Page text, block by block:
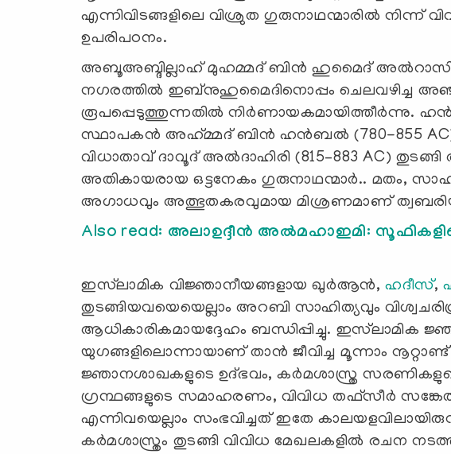
എന്നിവിടങ്ങളിലെ വിശ്രുത ഗുരുനാഥന്മാരില്‍ നിന്ന്
ഉപരിപഠനം.
അബൂഅബ്ദില്ലാഹ് മുഹമ്മദ് ബിന്‍ ഹുമൈദ് അല്‍റാസി
നഗരത്തില്‍ ഇബ്‌നുഹുമൈദിനൊപ്പം ചെലവഴിച്ച
രൂപപ്പെടുത്തുന്നതില്‍ നിര്‍ണായകമായിത്തീര്‍ന്നു.
സ്ഥാപകന്‍ അഹ്‍മ്മദ് ബിന്‍ ഹന്‍ബല്‍ (780-855
വിധാതാവ് ദാവൂദ് അല്‍ദാഹിരി (815–883 AC)
അതികായരായ ഒട്ടനേകം ഗുരുനാഥന്മാര്‍.. മതം,
അഗാധവും അത്ഭുതകരവുമായ മിശ്രണമാണ്
Also read: അലാഉദ്ദീൻ അൽമഹാഇമി:
ഇസ്‌ലാമിക വിജ്ഞാനീയങ്ങളായ ഖുര്‍ആന്‍, ഹദീസ്,
തുടങ്ങിയവയെയെല്ലാം അറബി സാഹിത്യവും
ആധികാരികമായദ്ദേഹം ബന്ധിപ്പിച്ചു. ഇസ്‌ലാമിക
യുഗങ്ങളിലൊന്നായാണ് താന്‍ ജീവിച്ച മൂന്നാം
ജ്ഞാനശാഖകളുടെ ഉദ്ഭവം, കര്‍മശാസ്ത്ര
ഗ്രന്ഥങ്ങളുടെ സമാഹരണം, വിവിധ തഫ്‌സീര്‍
എന്നിവയെല്ലാം സംഭവിച്ചത് ഇതേ
കര്‍മശാസ്ത്രം തുടങ്ങി വിവിധ മേഖലകളില്‍ രചന